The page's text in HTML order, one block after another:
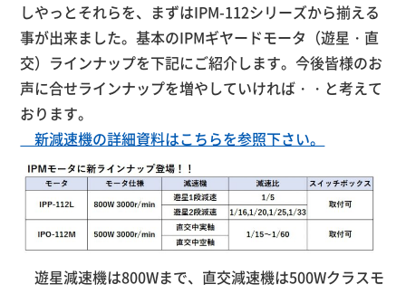
しやっとそれらを、まずはIPM-112シリーズから揃える
事が出来ました。基本のIPMギヤードモータ（遊星・直
交）ラインナップを下記にご紹介します。今後皆様のお
声に合せラインナップを増やしていければ・・と考えて
おります。
新減速機の詳細資料はこちらを参照下さい。
遊星減速機は800Wまで、直交減速機は500Wクラスモ